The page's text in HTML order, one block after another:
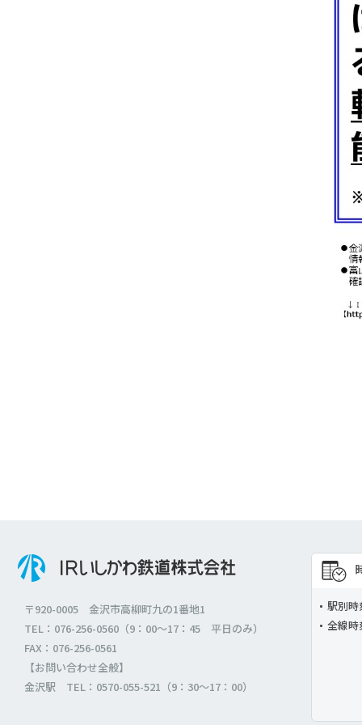
〒920-0005 金沢市高柳町九の1番地1
TEL：076-256-0560（9：00～17：45 平日のみ）
FAX：076-256-0561
【お問い合わせ全般】
金沢駅 TEL：0570-055-521（9：30～17：00）
駅別時
全線時